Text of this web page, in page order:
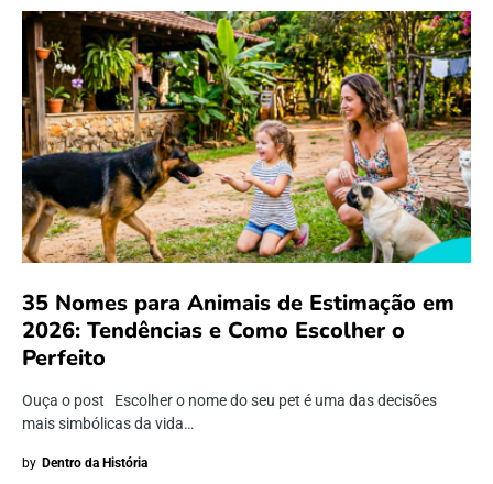
35 Nomes para Animais de Estimação em
2026: Tendências e Como Escolher o
Perfeito
Ouça o post Escolher o nome do seu pet é uma das decisões
mais simbólicas da vida…
by Dentro da História